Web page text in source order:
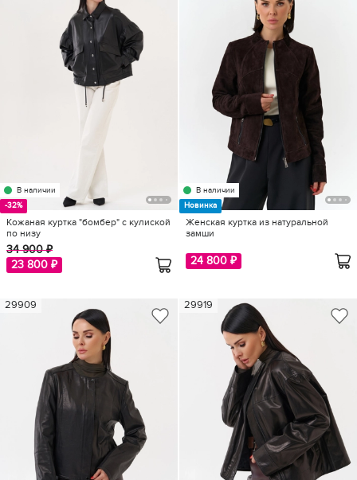
В наличии
-32%
Кожаная куртка "бомбер" с кулиской
по низу
34 900 ₽
23 800 ₽
В наличии
Новинка
Женская куртка из натуральной
замши
24 800 ₽
29909 29919